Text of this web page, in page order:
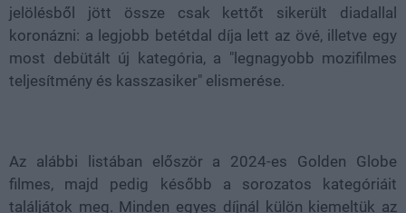
jelölésből jött össze csak kettőt sikerült diadallal
koronázni: a legjobb betétdal díja lett az övé, illetve egy
most debütált új kategória, a "legnagyobb mozifilmes
teljesítmény és kasszasiker" elismerése.
Az alábbi listában először a 2024-es Golden Globe
filmes, majd pedig később a sorozatos kategóriáit
találjátok meg. Minden egyes díjnál külön kiemeltük az